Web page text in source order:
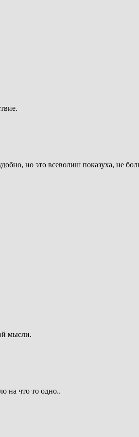
но это всеволиш показуха, не
мысли.
на что то одно..